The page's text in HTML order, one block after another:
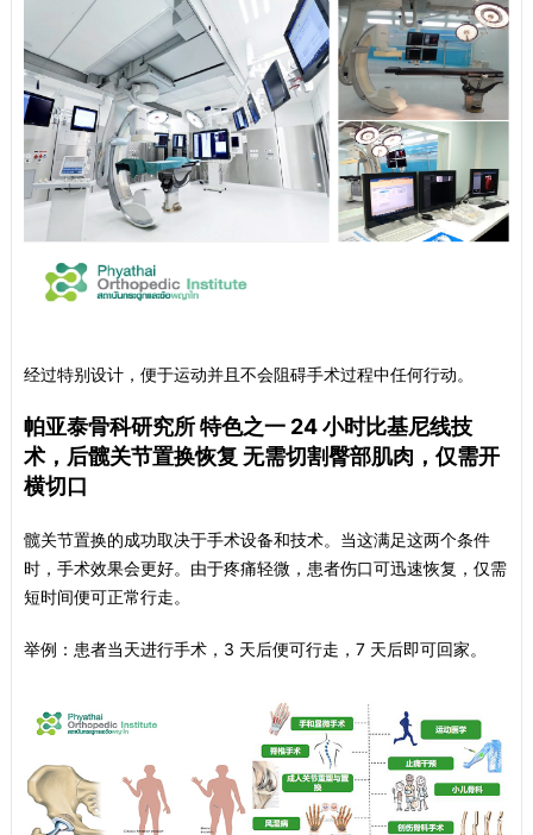
经过特别设计，便于运动并且不会阻碍手术过程中任何行动。
帕亚泰骨科研究所 特色之一 24 小时比基尼线技
术，后髋关节置换恢复 无需切割臀部肌肉，仅需开
横切口
髋关节置换的成功取决于手术设备和技术。当这满足这两个条件
时，手术效果会更好。由于疼痛轻微，患者伤口可迅速恢复，仅需
短时间便可正常行走。
举例：患者当天进行手术，3 天后便可行走，7 天后即可回家。